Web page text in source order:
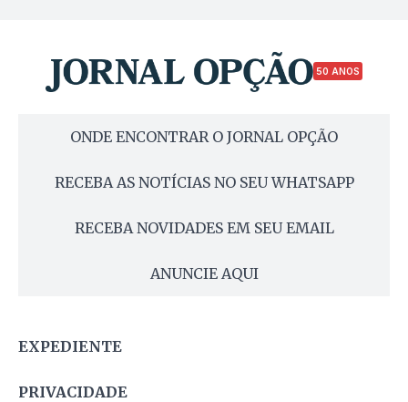
50 ANOS
ONDE ENCONTRAR O JORNAL OPÇÃO
RECEBA AS NOTÍCIAS NO SEU WHATSAPP
RECEBA NOVIDADES EM SEU EMAIL
ANUNCIE AQUI
EXPEDIENTE
PRIVACIDADE